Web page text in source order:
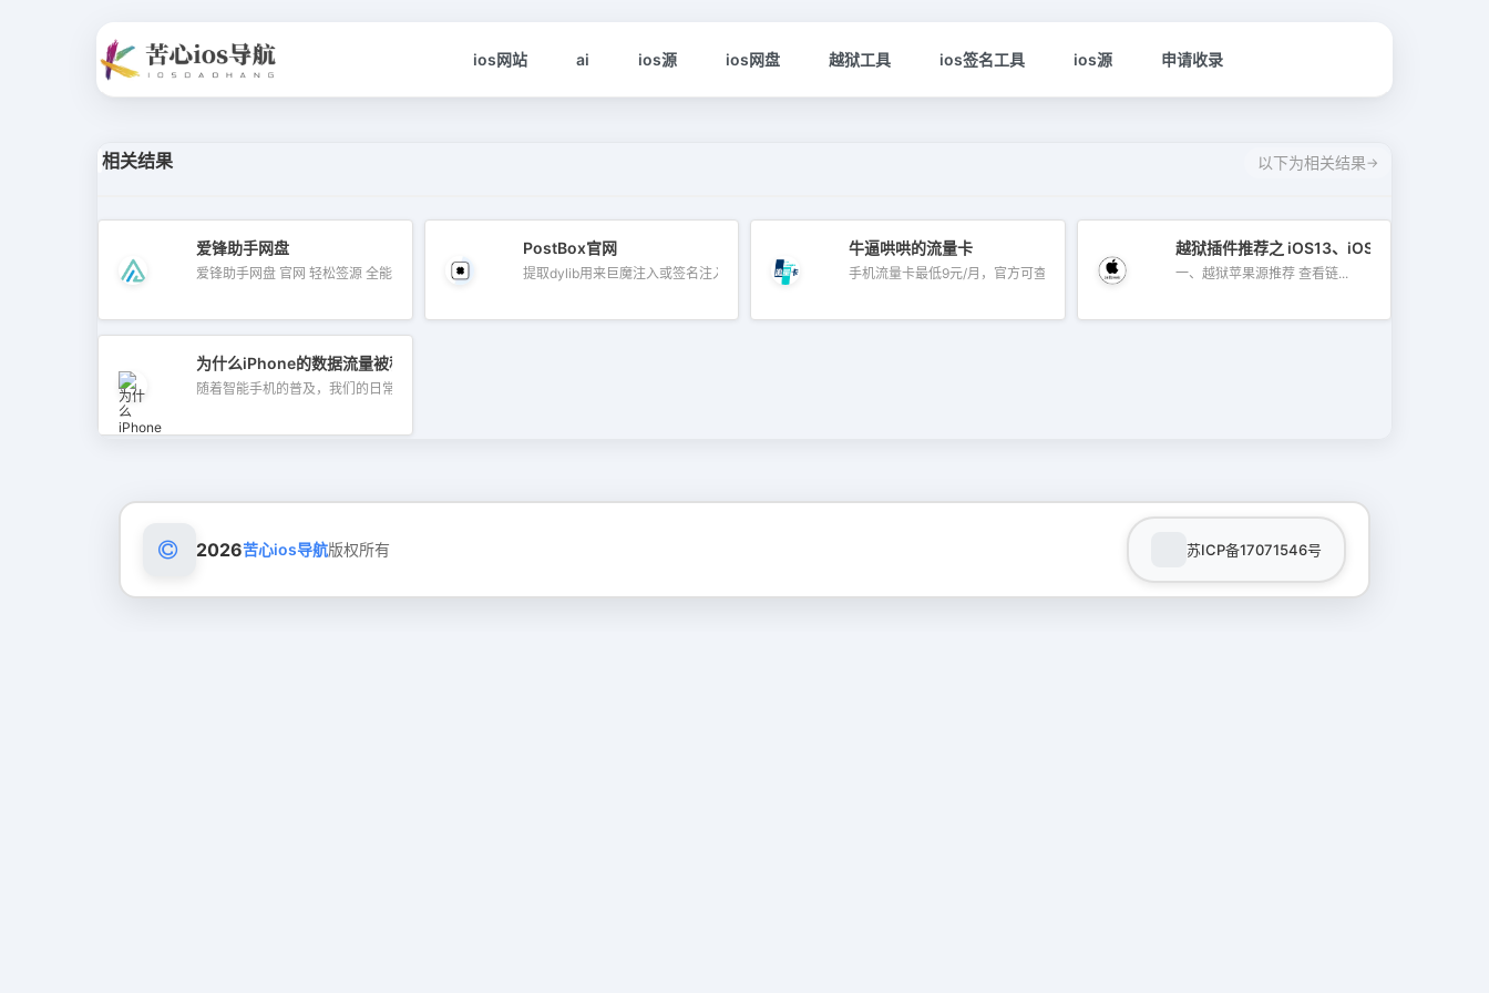
ios网站 ai ios源 ios网盘 越狱工具 ios签名工具 ios源 申请收录
相关结果 以下为相关结果
爱锋助手网盘
爱锋助手网盘 官网 轻松签源 全能...
PostBox官网
提取dylib用来巨魔注入或签名注入，免越...
牛逼哄哄的流量卡
手机流量卡最低9元/月，官方可查营...
越狱插件推荐之 iOS13、iOS14 苹果源整合版
一、越狱苹果源推荐 查看链...
为什么iPhone的数据流量被称为“蜂窝移动网络”？
随着智能手机的普及，我们的日常生活几...
2026苦心ios导航版权所有 苏ICP备17071546号